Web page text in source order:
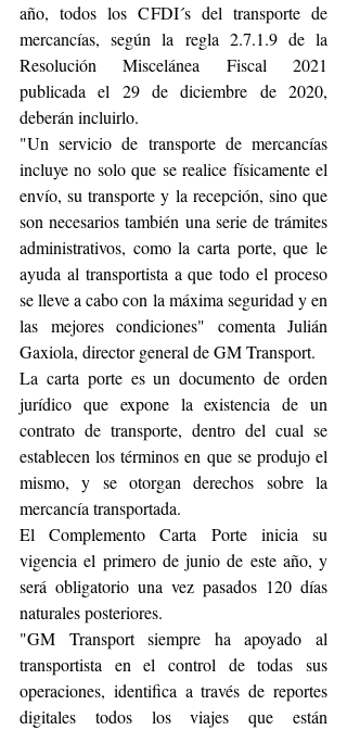
año, todos los CFDI´s del transporte de
mercancías, según la regla 2.7.1.9 de la
Resolución Miscelánea Fiscal 2021
publicada el 29 de diciembre de 2020,
deberán incluirlo.
"Un servicio de transporte de mercancías
incluye no solo que se realice físicamente el
envío, su transporte y la recepción, sino que
son necesarios también una serie de trámites
administrativos, como la carta porte, que le
ayuda al transportista a que todo el proceso
se lleve a cabo con la máxima seguridad y en
las mejores condiciones" comenta Julián
Gaxiola, director general de GM Transport.
La carta porte es un documento de orden
jurídico que expone la existencia de un
contrato de transporte, dentro del cual se
establecen los términos en que se produjo el
mismo, y se otorgan derechos sobre la
mercancía transportada.
El Complemento Carta Porte inicia su
vigencia el primero de junio de este año, y
será obligatorio una vez pasados 120 días
naturales posteriores.
"GM Transport siempre ha apoyado al
transportista en el control de todas sus
operaciones, identifica a través de reportes
digitales todos los viajes que están